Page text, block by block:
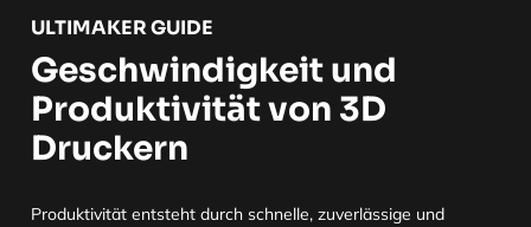
ULTIMAKER GUIDE
Geschwindigkeit und
Produktivität von 3D
Druckern
Produktivität entsteht durch schnelle, zuverlässige und